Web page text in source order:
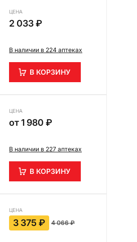
ЦЕНА
2 033 ₽
В наличии в 224 аптеках
В КОРЗИНУ
ЦЕНА
от1 980 ₽
В наличии в 227 аптеках
В КОРЗИНУ
ЦЕНА
3 375 ₽ 4 066 ₽